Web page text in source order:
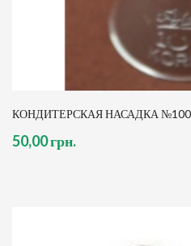
КОНДИТЕРСКАЯ НАСАДКА №100
50,00 грн.